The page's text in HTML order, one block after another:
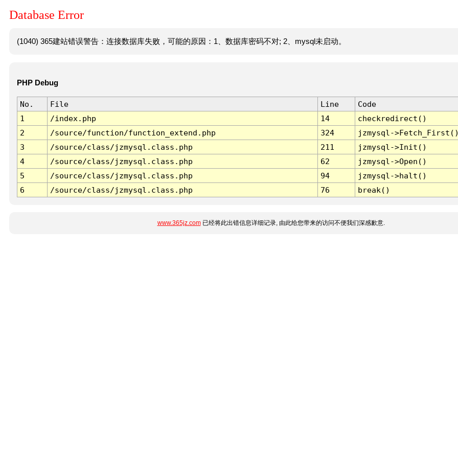
Database Error
(1040) 365建站错误警告：连接数据库失败，可能的原因：1、数据库密码不对; 2、mysql未启动。
PHP Debug
No. File Line
Code
1
/index.php 14
checkredirect()
2
/source/function/function_extend.php 324
jzmysql-
3
/source/class/jzmysql.class.php 211
jzmysql->Init()
4
/source/class/jzmysql.class.php 62
jzmysql->Open()
5
/source/class/jzmysql.class.php 94
jzmysql->halt()
6
/source/class/jzmysql.class.php 76 break()
www.365jz.com已经将此出错信息详细记录, 由此给您带来的访问不便我们深感歉意.